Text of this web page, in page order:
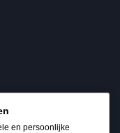
en persoonlijke
9,3 / 10. Elke